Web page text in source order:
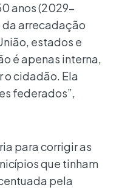
anos (2029-
arrecadação
estados e
é apenas interna,
o cidadão. Ela
federados”,
para corrigir as
que tinham
pela